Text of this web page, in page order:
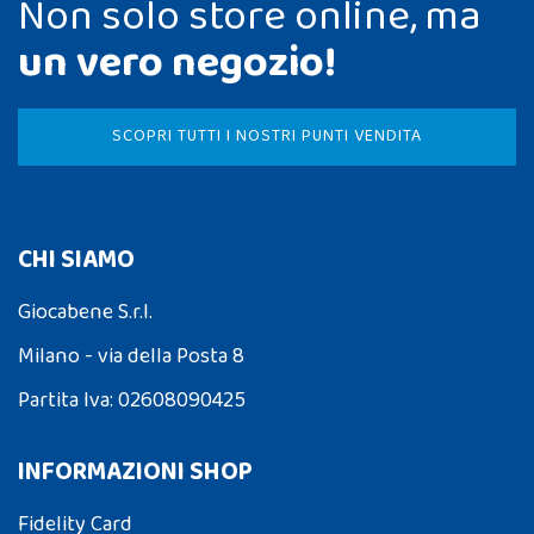
Non solo store online, ma
un vero negozio!
SCOPRI TUTTI I NOSTRI PUNTI VENDITA
CHI SIAMO
Giocabene S.r.l.
Milano - via della Posta 8
Partita Iva: 02608090425
INFORMAZIONI SHOP
Fidelity Card